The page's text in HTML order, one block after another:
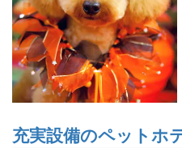
充実設備のペットホ